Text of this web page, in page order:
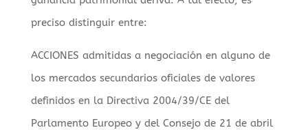
preciso distinguir entre:
ACCIONES admitidas a negociación en alguno de
los mercados secundarios oficiales de valores
definidos en la Directiva 2004/39/CE del
Parlamento Europeo y del Consejo de 21 de abril